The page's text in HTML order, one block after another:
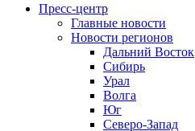
Пресс-центр
Главные новости
Новости регионов
Дальний Восток
Сибирь
Урал
Волга
Юг
Северо-Запад